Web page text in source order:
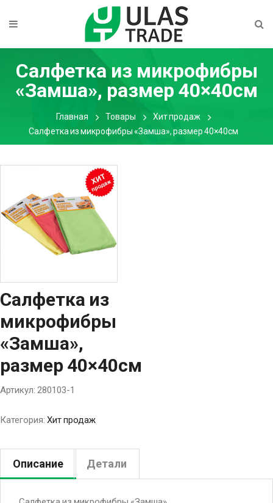
Салфетка из микрофибры
«Замша», размер 40×40см
Главная Товары
Хит продаж
Салфетка из микрофибры «Замша», размер 40×40см
Салфетка из
микрофибры
«Замша»,
размер 40×40см
Артикул: 280103-1
Категория: Хит продаж
Описание Детали